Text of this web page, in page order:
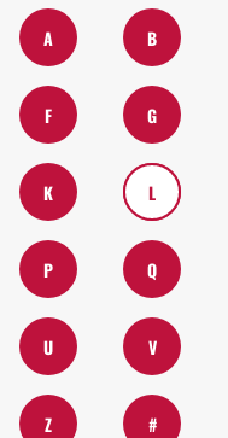
A B
F G
K L
P Q
U V
Z #